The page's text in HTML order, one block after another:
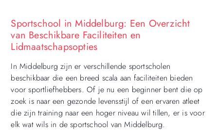
Sportschool in Middelburg: Een Overzicht
van Beschikbare Faciliteiten en
Lidmaatschapsopties
In Middelburg zijn er verschillende sportscholen
beschikbaar die een breed scala aan faciliteiten bieden
voor sportliefhebbers. Of je nu een beginner bent die op
zoek is naar een gezonde levensstijl of een ervaren atleet
die zijn training naar een hoger niveau wil tillen, er is voor
elk wat wils in de sportschool van Middelburg.